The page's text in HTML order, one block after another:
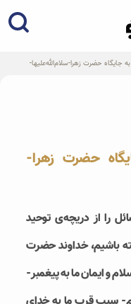
حضرت زهرا-سلام‌الله‌علیها-
حضرت زهرا-
را از دریچه‌ی توحید
باشیم، خداوند حضرت
و ایمان ما به پیغمبر-